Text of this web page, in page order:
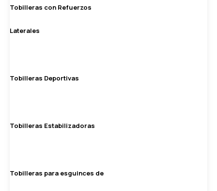
Tobilleras con Refuerzos
Laterales
Tobilleras Deportivas
Tobilleras Estabilizadoras
Tobilleras para esguinces de